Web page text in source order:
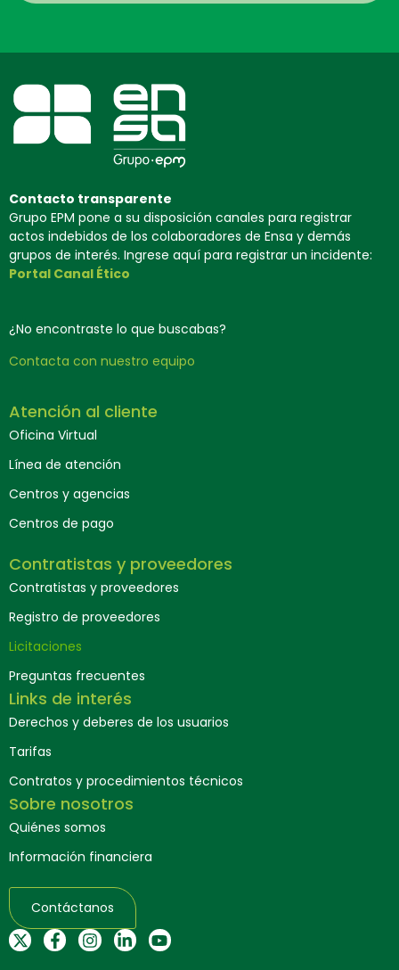
Contacto transparente
Grupo EPM pone a su disposición canales para registrar
actos indebidos de los colaboradores de Ensa y demás
grupos de interés. Ingrese aquí para registrar un incidente:
Portal Canal Ético
¿No encontraste lo que buscabas?
Contacta con nuestro equipo
Atención al cliente
Oficina Virtual
Línea de atención
Centros y agencias
Centros de pago
Contratistas y proveedores
Contratistas y proveedores
Registro de proveedores
Licitaciones
Preguntas frecuentes
Links de interés
Derechos y deberes de los usuarios
Tarifas
Contratos y procedimientos técnicos
Sobre nosotros
Quiénes somos
Información financiera
Contáctanos